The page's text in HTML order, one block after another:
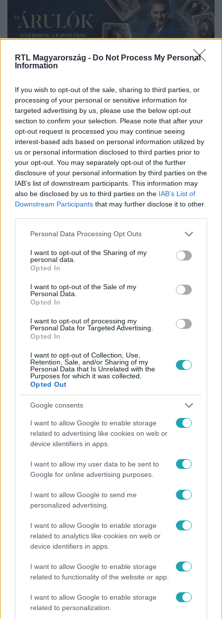
RTL Magyarország - Do Not Process My Personal
Information
If you wish to opt-out of the sale, sharing to third parties, or
processing of your personal or sensitive information for
targeted advertising by us, please use the below opt-out
section to confirm your selection. Please note that after your
opt-out request is processed you may continue seeing
interest-based ads based on personal information utilized by
us or personal information disclosed to third parties prior to
your opt-out. You may separately opt-out of the further
disclosure of your personal information by third parties on the
IAB’s list of downstream participants. This information may
also be disclosed by us to third parties on the IAB’s List of
Downstream Participants that may further disclose it to other
Please note that this website/app uses one or more Google
not limited to your visit or usage behaviour. You may click to
grant or deny consent to Google and its third-party tags to
use your data for below specified purposes in below Google
consent section.
Personal Data Processing Opt Outs
I want to opt-out of the Sharing of my
personal data.
Opted In
I want to opt-out of the Sale of my
Personal Data.
Opted In
I want to opt-out of processing my
Personal Data for Targeted Advertising.
Opted In
I want to opt-out of Collection, Use,
Retention, Sale, and/or Sharing of my
Personal Data that Is Unrelated with the
Purposes for which it was collected.
Opted Out
Google consents
I want to allow Google to enable storage
related to advertising like cookies on web or
device identifiers in apps.
I want to allow my user data to be sent to
Google for online advertising purposes.
I want to allow Google to send me
personalized advertising.
I want to allow Google to enable storage
related to analytics like cookies on web or
device identifiers in apps.
I want to allow Google to enable storage
related to functionality of the website or app.
I want to allow Google to enable storage
related to personalization.
Streameld Az Árulók - Gyilkosság a kastélyban összes évadát az
RTL+ felületén!
Itt állítsd be, hogy az RTL.hu az elsők között
legyen a Google-találatokban!
Kövess minket, és értesülj a friss hírekről a
Facebookon is!
Követem
INTERJÚ # GYILKOSOK #VERESÉG #NYOMOZÁS
REAKCIÓK
Népszerű